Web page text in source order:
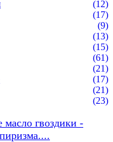
(12)
(17)
(9)
(13)
(15)
(61)
(21)
(17)
(21)
(23)
гвоздики -